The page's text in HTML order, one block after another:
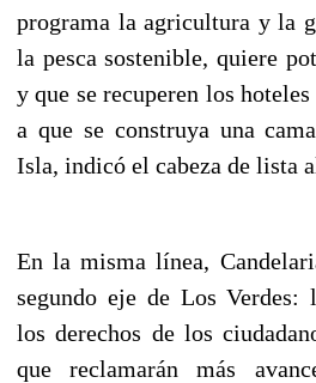
programa la agricultura y la
la pesca sostenible, quiere
y que se recuperen los
a que se construya una
Isla, indicó el cabeza de lista
En la misma línea,
segundo eje de Los Verdes:
los derechos de los
que reclamarán más